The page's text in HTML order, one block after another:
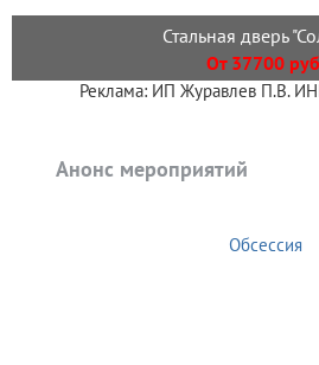
Стальная дверь
От 37700
Реклама: ИП Журавлев П.В.
Анонс мероприятий
Обсессия